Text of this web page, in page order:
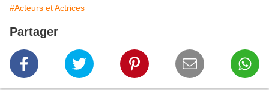
#Acteurs et Actrices
Partager